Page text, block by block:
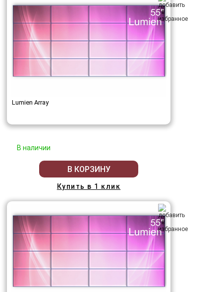
Lumien Array
В наличии
В КОРЗИНУ
Купить в 1 клик